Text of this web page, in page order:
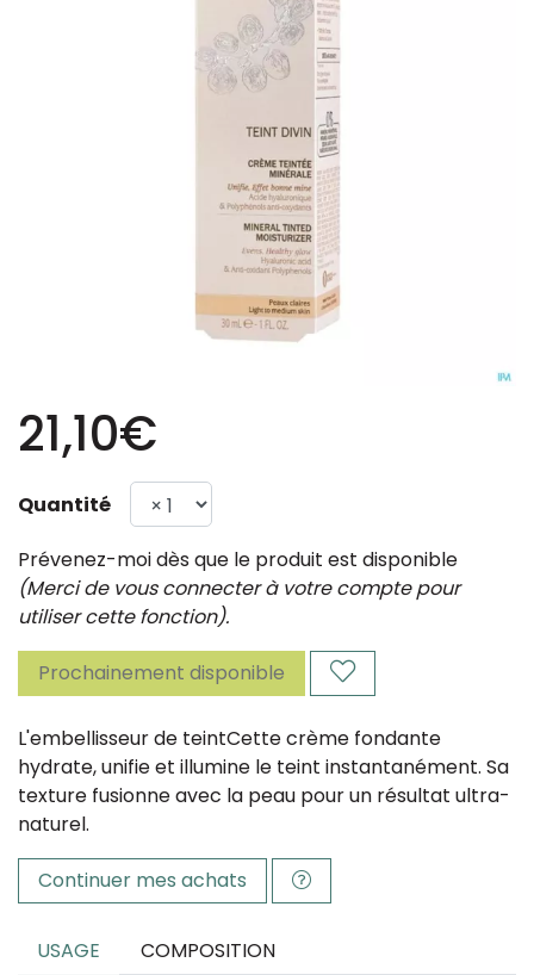
21,10€
Quantité
Prévenez-moi dès que le produit est disponible
(Merci de vous connecter à votre compte pour
utiliser cette fonction).
Prochainement disponible
L'embellisseur de teintCette crème fondante
hydrate, unifie et illumine le teint instantanément. Sa
texture fusionne avec la peau pour un résultat ultra-
naturel.
Continuer mes achats
USAGE COMPOSITION